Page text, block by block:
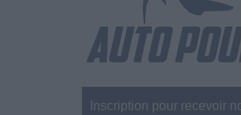
Inscription pour recevoir